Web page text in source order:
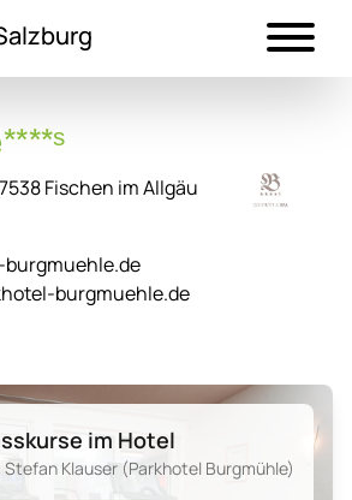
Fischen im Allgäu
burgmuehle.de
im Hotel
Stefan Klauser (Parkhotel Burgmühle)